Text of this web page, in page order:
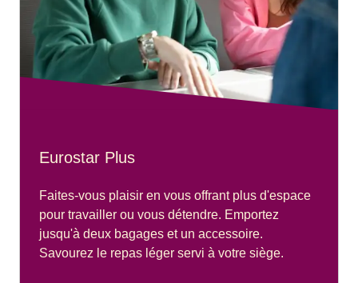
Eurostar Plus
Faites-vous plaisir en vous offrant plus d'espace
pour travailler ou vous détendre. Emportez
jusqu'à deux bagages et un accessoire.
Savourez le repas léger servi à votre siège.